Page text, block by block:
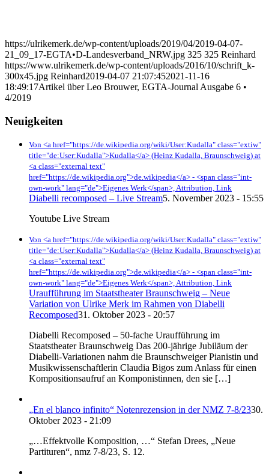
https://ulrikemerk.de/wp-content/uploads/2019/04/2019-04-07-
21_09_17-EGTA•D-Landesverband_NRW.jpg 325 325 Reinhard
https://www.ulrikemerk.de/wp-content/uploads/2016/10/schrift_k-
300x45.jpg Reinhard2019-04-07 21:07:452021-11-16
18:49:17Artikel über Leo Brouwer, EGTA-Journal Ausgabe 6 •
4/2019
Neuigkeiten
Von <a href="https://de.wikipedia.org/wiki/User:Kudalla" class="extiw"
title="de:User:Kudalla">Kudalla</a> (Heinz Kudalla, Braunschweig) at
<a class="external text"
href="https://de.wikipedia.org">de.wikipedia</a> - <span class="int-
own-work" lang="de">Eigenes Werk</span>, Attribution, Link
Diabelli recomposed – Live Stream5. November 2023 - 15:55
Youtube Live Stream
Von <a href="https://de.wikipedia.org/wiki/User:Kudalla" class="extiw"
title="de:User:Kudalla">Kudalla</a> (Heinz Kudalla, Braunschweig) at
<a class="external text"
href="https://de.wikipedia.org">de.wikipedia</a> - <span class="int-
own-work" lang="de">Eigenes Werk</span>, Attribution, Link
Uraufführung im Staatstheater Braunschweig – Neue
Variation von Ulrike Merk im Rahmen von Diabelli
Recomposed31. Oktober 2023 - 20:57
Diabelli Recomposed – 50-fache Uraufführung im
Staatstheater Braunschweig Das 200-jährige Jubiläum der
Diabelli-Variationen nahm die Braunschweiger Pianistin und
Musikwissenschaftlerin Claudia Bigos zum Anlass für einen
Kompositionsaufruf an Komponistinnen, den sie […]
„En el blanco infinito“ Notenrezension in der NMZ 7-8/2330.
Oktober 2023 - 21:09
„…Effektvolle Komposition, …“ Stefan Drees, „Neue
Partituren“, nmz 7-8/23, S. 12.